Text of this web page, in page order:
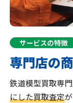
サービスの特徴
専門店の
鉄道模型買取専
にした買取査定